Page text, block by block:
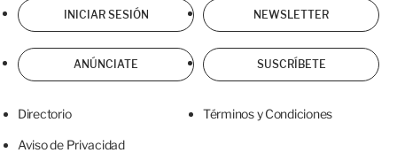
INICIAR SESIÓN NEWSLETTER
ANÚNCIATE SUSCRÍBETE
Directorio Términos y Condiciones
Aviso de Privacidad